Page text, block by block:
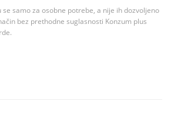
samo za osobne potrebe, a nije ih dozvoljeno
bez prethodne suglasnosti Konzum plus